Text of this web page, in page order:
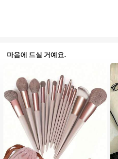
마음에 드실 거예요.